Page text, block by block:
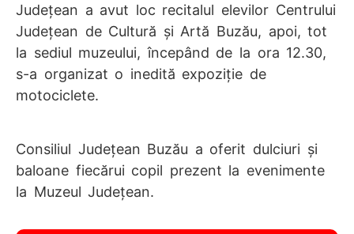
Judeţean a avut loc recitalul elevilor Centrului
Judeţean de Cultură şi Artă Buzău, apoi, tot
la sediul muzeului, începând de la ora 12.30,
s-a organizat o inedită expoziţie de
motociclete.
Consiliul Judeţean Buzău a oferit dulciuri și
baloane fiecărui copil prezent la evenimente
la Muzeul Judeţean.